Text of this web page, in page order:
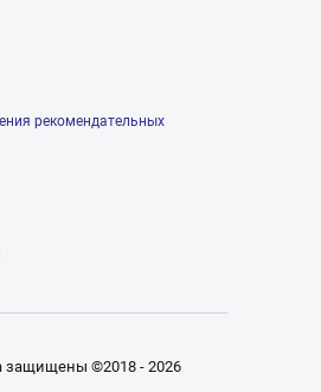
рекомендательных
защищены ©2018 - 2026